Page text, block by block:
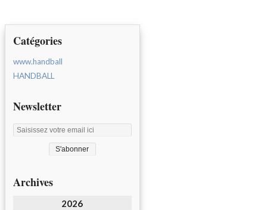
Catégories
www.handball
HANDBALL
Newsletter
Archives
2026